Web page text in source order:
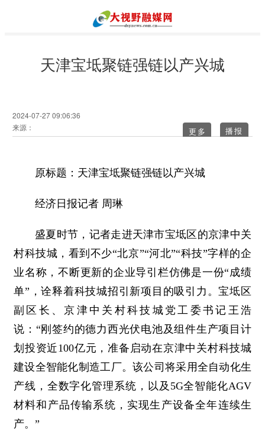
天津宝坻聚链强链以产兴城
2024-07-27 09:06:36
来源：
更多
原标题：天津宝坻聚链强链以产兴城
经济日报记者 周琳
盛夏时节，记者走进天津市宝坻区的京津中关
村科技城，看到不少“北京”“河北”“科技”字样的企
业名称，不断更新的企业导引栏仿佛是一份“成绩
单”，诠释着科技城招引新项目的吸引力。宝坻区
副区长、京津中关村科技城党工委书记王浩
说：“刚签约的德力西光伏电池及组件生产项目计
划投资近100亿元，准备启动在京津中关村科技城
建设全智能化制造工厂。该公司将采用全自动化生
产线，全数字化管理系统，以及5G全智能化AGV
材料和产品传输系统，实现生产设备全年连续生
产。”